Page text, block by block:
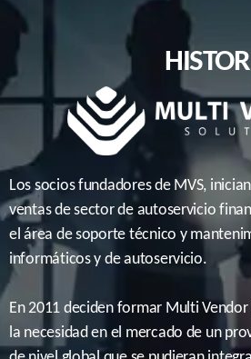
Los socios fundadores de MVS,
ventas de sector de autoservicio
el área de soporte técnico y
informáticos y de autoservicio.
En 2011 deciden formar Multi
la necesidad en el mercado de un